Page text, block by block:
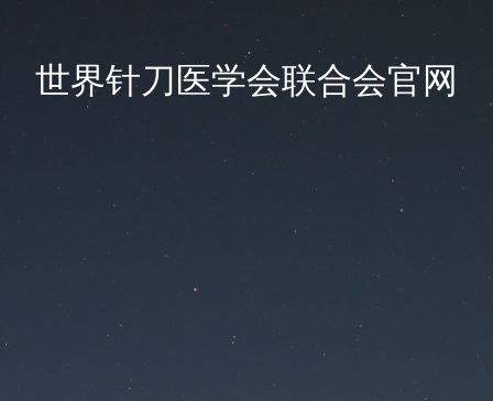
世界针刀医学会联合会官网